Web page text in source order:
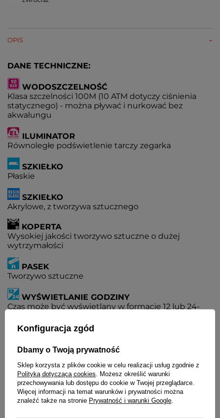
OPIS
DANE TECHNICZNE:
WODOSZCZELNOŚĆ
Klasa szczelności 100M (10 ATM dotyczy ciśnienia
statycznego) - można pływać i nurkować bez
akwalungu
ILUMINATOR
Równoległe podświetlenie tarczy zegarka
SZKIEŁKO
Płaskie
SZKIEŁKO
Akrylowe, z tworzywa sztucznego
KOPERTA
Wysokiej jakości tworzywo sztuczne o dużej
wytrzymałości
PASEK
Tworzywo sztuczne
WYŚWIETLANIE GODZINY
Czas może być wyświetlany w formacie 12 lub 24-
Jednoczesny pomiar czasu w dwóch różnych
strefach czasowych
KALENDARZ
W pełni automatyczny kalendarz uwzględniający
lata przestępne
Konfiguracja zgód
Dbamy o Twoją prywatność
Sklep korzysta z plików cookie w celu realizacji usług zgodnie z
Polityką dotyczącą cookies. Możesz określić warunki
przechowywania lub dostępu do cookie w Twojej przeglądarce.
Więcej informacji na temat warunków i prywatności można
znaleźć także na stronie Prywatność i warunki Google.